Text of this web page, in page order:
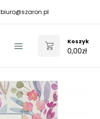
biuro@szaron.pl
Menu
Koszyk
0,00zł